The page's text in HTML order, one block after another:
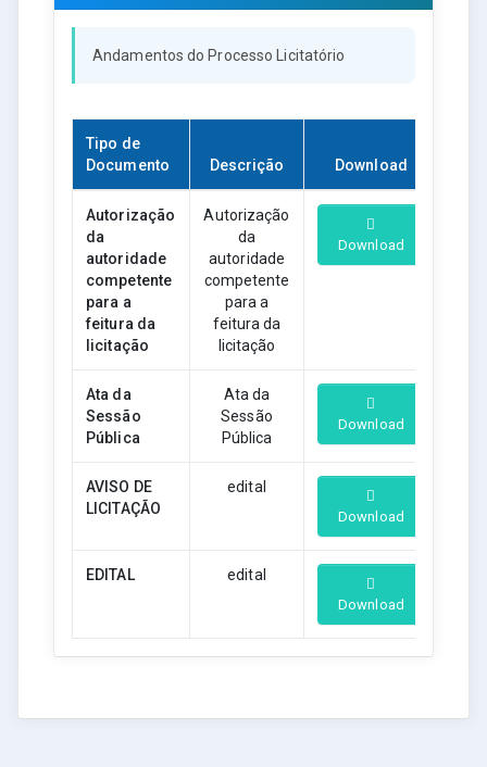
Andamentos do Processo Licitatório
Tipo de
Documento
Descrição Download
Autorização
da
autoridade
competente
para a
feitura da
licitação
Autorização
da
autoridade
competente
para a
feitura da
licitação
Download
Ata da
Sessão
Pública
Ata da
Sessão
Pública
Download
AVISO DE
LICITAÇÃO
edital
Download
EDITAL edital
Download